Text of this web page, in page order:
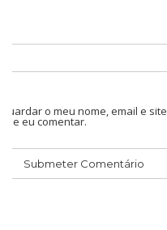
Guardar o meu nome, email e
que eu comentar.